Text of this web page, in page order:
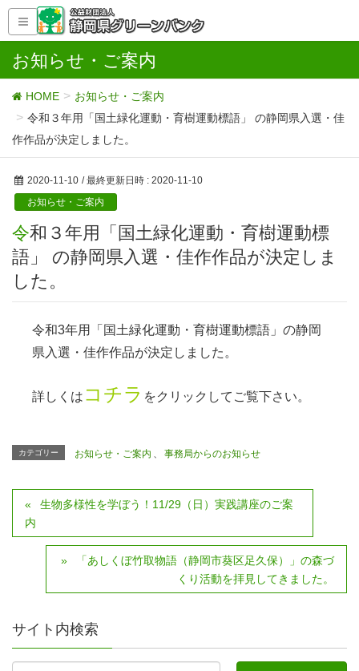
お知らせ・ご案内
HOME
お知らせ・ご案内
令和３年用「国土緑化運動・育樹運動標語」 の静岡県入選・佳
作作品が決定しました。
2020-11-10 / 最終更新日時 : 2020-11-10
お知らせ・ご案内
令和３年用「国土緑化運動・育樹運動標
語」 の静岡県入選・佳作作品が決定しま
した。
令和3年用「国土緑化運動・育樹運動標語」の静岡
県入選・佳作作品が決定しました。
詳しくは コチラ をクリックしてご覧下さい。
カテゴリー お知らせ・ご案内 、 事務局からのお知らせ
生物多様性を学ぼう！11/29（日）実践講座のご案
内
「あしくぼ竹取物語（静岡市葵区足久保）」の森づ
くり活動を拝見してきました。
サイト内検索